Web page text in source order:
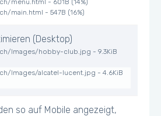
menu.html - 601B (14%)
main.html - 547B (16%)
(Desktop)
Images/hobby-club.jpg - 9.3KiB
Images/alcatel-lucent.jpg - 4.6KiB
so auf Mobile angezeigt,